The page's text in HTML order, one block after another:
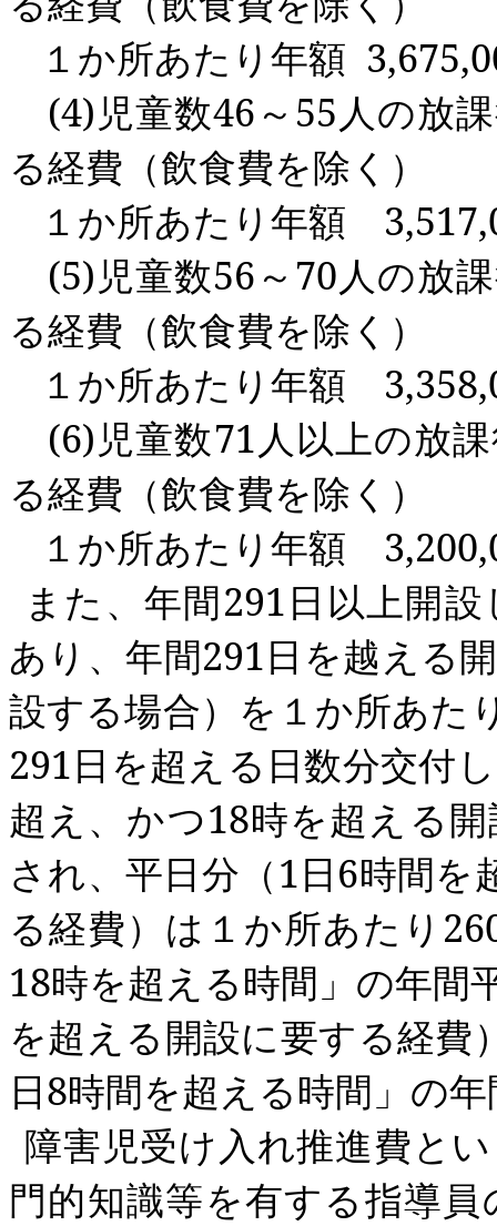
１か所あたり年額
(4)児童数46～ 55人の放
る経費（飲食費を除く）
１か所あたり年額
(5)児童数56～ 70人の放
る経費（飲食費を除く）
１か所あたり年額
(6)児童数71人以上の放
る経費（飲食費を除く）
１か所あたり年額
また、年間291日以上開
あり、年間291日を越える
設する場合）を１か所あた
291日を超える日数分交付
超え、かつ18時を超える
され、平日分（1日6時間を
る経費）は１か所あたり
18時を超える時間」の年間
を超える開設に要する経費
日8時間を超える時間」の
障害児受け入れ推進費と
門的知識等を有する指導